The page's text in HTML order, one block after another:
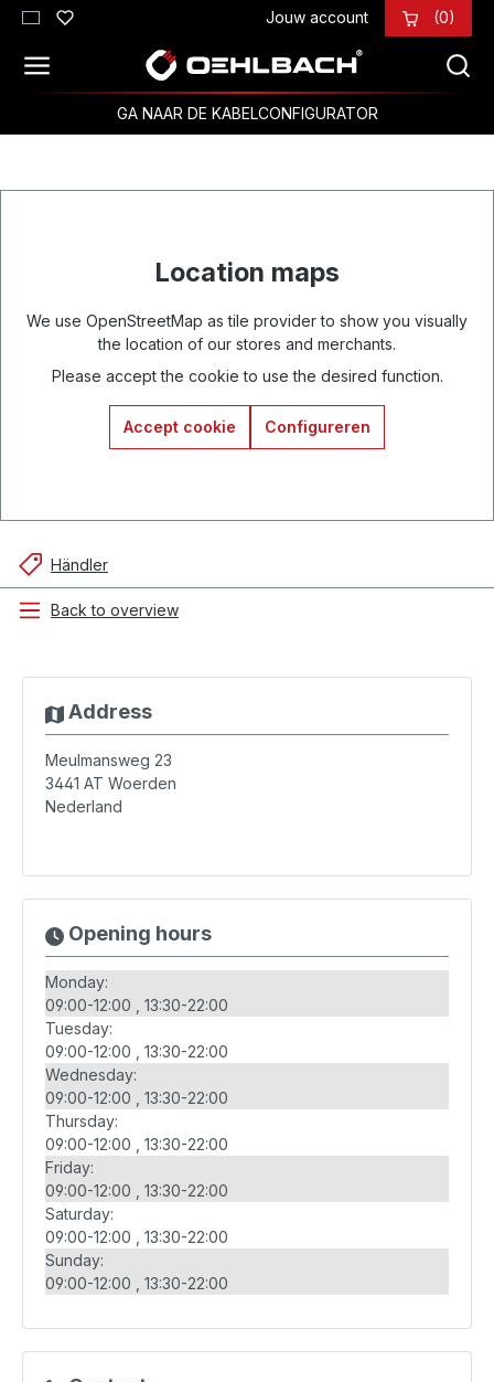
Ga naar de hoofdinhoud Jouw account (0)
GA NAAR DE KABELCONFIGURATOR
Location maps
We use OpenStreetMap as tile provider to show you visually
the location of our stores and merchants.
Please accept the cookie to use the desired function.
Accept cookie Configureren
Händler
Back to overview
Address
Meulmansweg 23
3441 AT Woerden
Nederland
Opening hours
Monday:
09:00-12:00
13:30-22:00
Tuesday:
09:00-12:00
13:30-22:00
Wednesday:
09:00-12:00
13:30-22:00
Thursday:
09:00-12:00
13:30-22:00
Friday:
09:00-12:00
13:30-22:00
Saturday:
09:00-12:00
13:30-22:00
Sunday:
09:00-12:00
13:30-22:00